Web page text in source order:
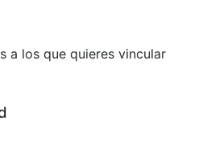
a los que quieres vincular